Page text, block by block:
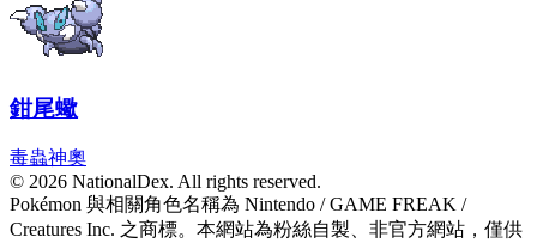
鉗尾蠍
毒蟲神奧
© 2026 NationalDex. All rights reserved.
Pokémon 與相關角色名稱為 Nintendo / GAME FREAK /
Creatures Inc. 之商標。本網站為粉絲自製、非官方網站，僅供